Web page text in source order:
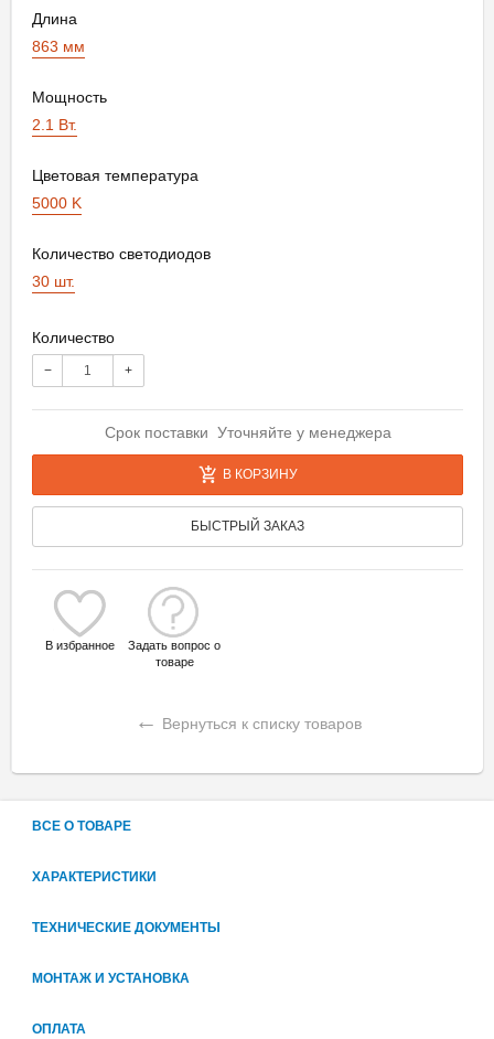
Длина
863 мм
Мощность
2.1 Вт.
Цветовая температура
5000 K
Количество светодиодов
30 шт.
Количество
− +
Срок поставки Уточняйте у менеджера
В КОРЗИНУ
БЫСТРЫЙ ЗАКАЗ
В избранное
Задать вопрос о
товаре
← Вернуться к списку товаров
ВСЕ О ТОВАРЕ
ХАРАКТЕРИСТИКИ
ТЕХНИЧЕСКИЕ ДОКУМЕНТЫ
МОНТАЖ И УСТАНОВКА
ОПЛАТА